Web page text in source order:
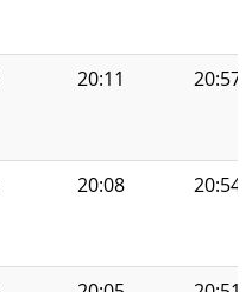
20:11 20:57
20:08 20:54